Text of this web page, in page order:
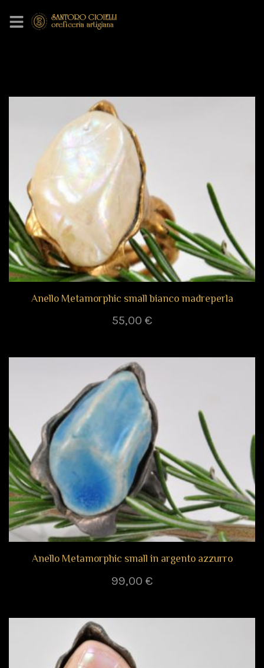
Anello Metamorphic small bianco madreperla
55,00 €
Anello Metamorphic small in argento azzurro
99,00 €